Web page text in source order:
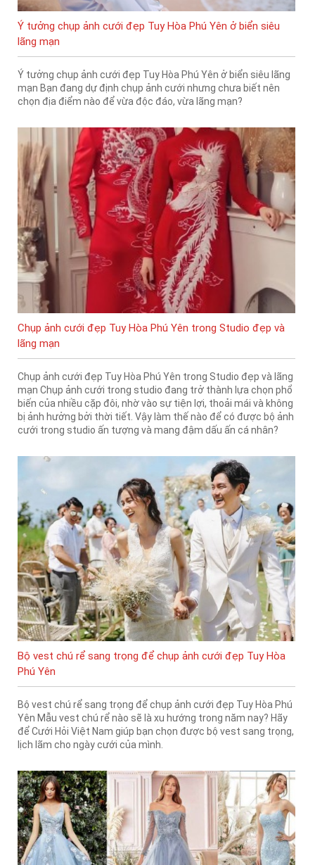
Ý tưởng chụp ảnh cưới đẹp Tuy Hòa Phú Yên ở biển siêu
lãng mạn
Ý tưởng chụp ảnh cưới đẹp Tuy Hòa Phú Yên ở biển siêu lãng
mạn Bạn đang dự định chụp ảnh cưới nhưng chưa biết nên
chọn địa điểm nào để vừa độc đáo, vừa lãng mạn?
Chụp ảnh cưới đẹp Tuy Hòa Phú Yên trong Studio đẹp và
lãng mạn
Chụp ảnh cưới đẹp Tuy Hòa Phú Yên trong Studio đẹp và lãng
mạn Chụp ảnh cưới trong studio đang trở thành lựa chọn phổ
biến của nhiều cặp đôi, nhờ vào sự tiện lợi, thoải mái và không
bị ảnh hưởng bởi thời tiết. Vậy làm thế nào để có được bộ ảnh
cưới trong studio ấn tượng và mang đậm dấu ấn cá nhân?
Bộ vest chú rể sang trọng để chụp ảnh cưới đẹp Tuy Hòa
Phú Yên
Bộ vest chú rể sang trọng để chụp ảnh cưới đẹp Tuy Hòa Phú
Yên Mẫu vest chú rể nào sẽ là xu hướng trong năm nay? Hãy
để Cưới Hỏi Việt Nam giúp bạn chọn được bộ vest sang trọng,
lịch lãm cho ngày cưới của mình.